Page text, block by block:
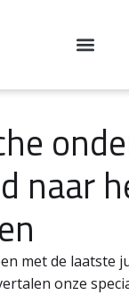
naar
met de laatste
onze